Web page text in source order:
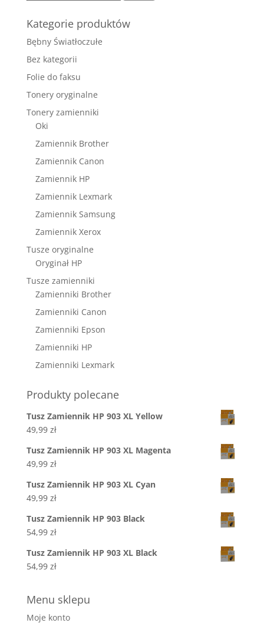
Kategorie produktów
Bębny Światłoczułe
Bez kategorii
Folie do faksu
Tonery oryginalne
Tonery zamienniki
Oki
Zamiennik Brother
Zamiennik Canon
Zamiennik HP
Zamiennik Lexmark
Zamiennik Samsung
Zamiennik Xerox
Tusze oryginalne
Oryginał HP
Tusze zamienniki
Zamienniki Brother
Zamienniki Canon
Zamienniki Epson
Zamienniki HP
Zamienniki Lexmark
Produkty polecane
Tusz Zamiennik HP 903 XL Yellow
49,99 zł
Tusz Zamiennik HP 903 XL Magenta
49,99 zł
Tusz Zamiennik HP 903 XL Cyan
49,99 zł
Tusz Zamiennik HP 903 Black
54,99 zł
Tusz Zamiennik HP 903 XL Black
54,99 zł
Menu sklepu
Moje konto